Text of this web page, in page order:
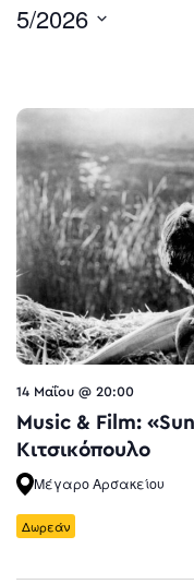
5/2026
14 Μαΐου @ 20:00
Music & Film:
Κιτσικόπουλο
Μέγαρο Αρσακείου
Δωρεάν